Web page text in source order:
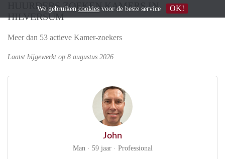
HUURDERS ZOEKEN KAMERS IN
HILVERSUM
Meer dan 53 actieve Kamer-zoekers
Laatst bijgewerkt op 8 augustus 2026
John
Man · 59 jaar · Professional
We gebruiken cookies voor de beste service OK!